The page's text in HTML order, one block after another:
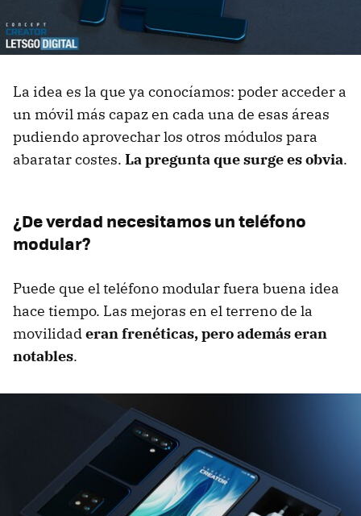
La idea es la que ya conocíamos: poder acceder a
un móvil más capaz en cada una de esas áreas
pudiendo aprovechar los otros módulos para
abaratar costes. La pregunta que surge es obvia.
¿De verdad necesitamos un teléfono
modular?
Puede que el teléfono modular fuera buena idea
hace tiempo. Las mejoras en el terreno de la
movilidad eran frenéticas, pero además eran
notables.